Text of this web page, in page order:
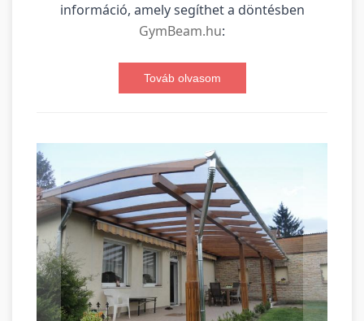
információ, amely segíthet a döntésben
GymBeam.hu:
Továb olvasom